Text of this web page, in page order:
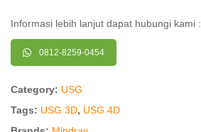
Informasi lebih lanjut dapat hubungi kami :
0812-8259-0454
Category: USG
Tags: USG 3D, USG 4D